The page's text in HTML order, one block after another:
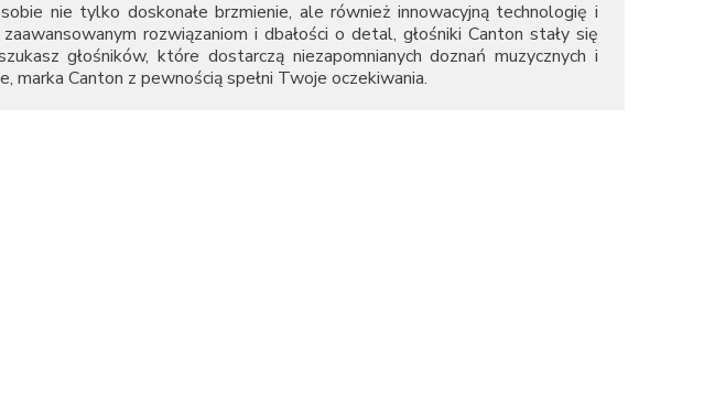
nie tylko doskonałe brzmienie, ale również innowacyjną technologię i
rozwiązaniom i dbałości o detal, głośniki Canton stały się
głośników, które dostarczą niezapomnianych doznań muzycznych i
Canton z pewnością spełni Twoje oczekiwania.